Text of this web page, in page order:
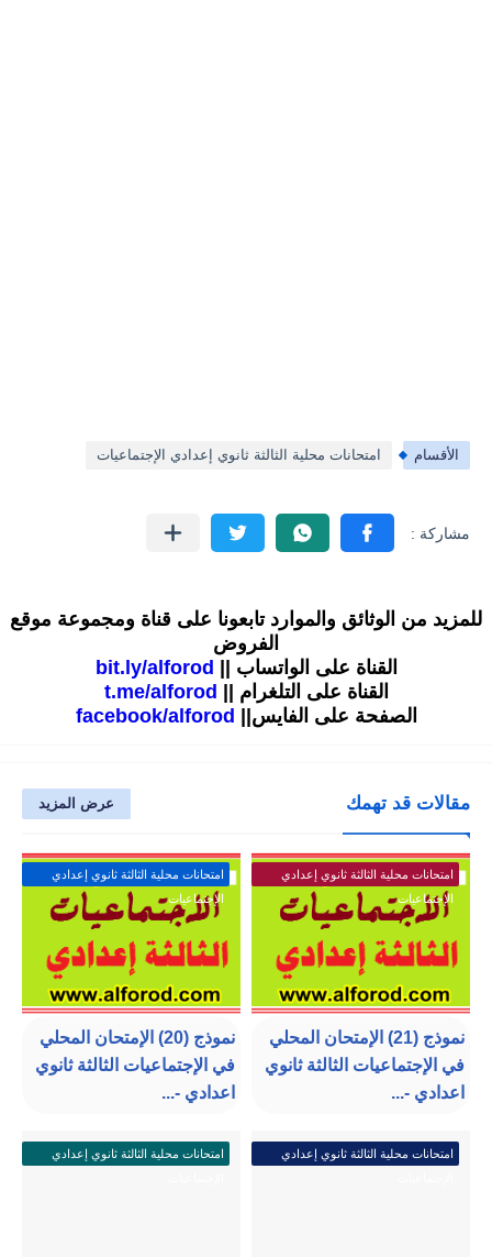
الأقسام امتحانات محلية الثالثة ثانوي إعدادي الإجتماعيات
للمزيد من الوثائق والموارد تابعونا على قناة ومجموعة موقع
الفروض
القناة على الواتساب ||
bit.ly/alforod
القناة على التلغرام ||
t.me/alforod
الصفحة على الفايس||
facebook/alforod
مقالات قد تهمك عرض المزيد
امتحانات محلية الثالثة ثانوي إعدادي
الإجتماعيات
نموذج (21) الإمتحان المحلي
في الإجتماعيات الثالثة ثانوي
اعدادي -...
امتحانات محلية الثالثة ثانوي إعدادي
الإجتماعيات
نموذج (20) الإمتحان المحلي
في الإجتماعيات الثالثة ثانوي
اعدادي -...
امتحانات محلية الثالثة ثانوي إعدادي
امتحانات محلية الثالثة ثانوي إعدادي